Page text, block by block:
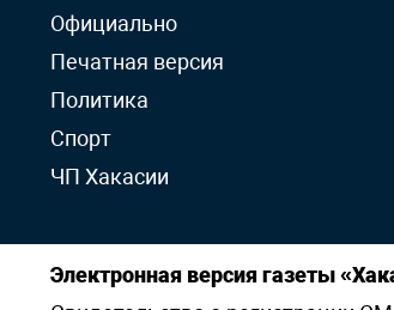
Официально
Печатная версия
Политика
Спорт
ЧП Хакасии
Электронная версия газеты